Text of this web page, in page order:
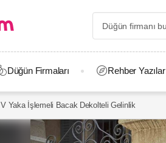
Düğün Firmaları Rehber Yazılar
V Yaka İşlemeli Bacak Dekolteli Gelinlik